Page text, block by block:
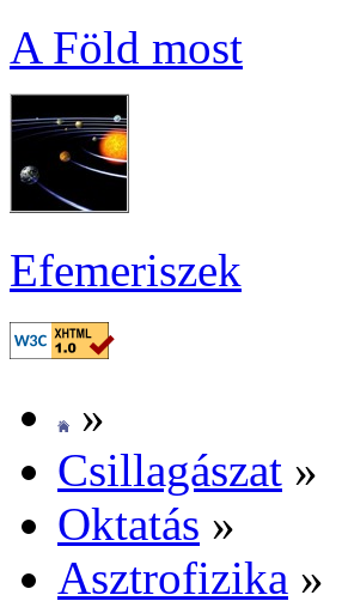
A Föld most
Efe­me­ri­szek
»
Csil­la­gá­szat »
Ok­ta­tás »
Aszt­ro­fi­zi­ka »